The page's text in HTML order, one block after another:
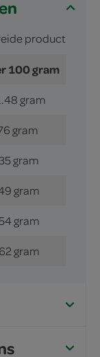
product
100 gram
gram
gram
gram
gram
gram
gram